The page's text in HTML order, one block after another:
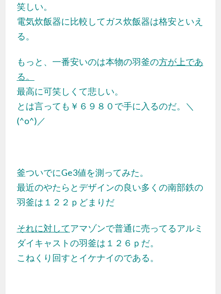
笑しい。
電気炊飯器に比較してガス炊飯器は格安といえ
る。
もっと、一番安いのは本物の羽釜の方が上であ
る。
最高に可笑しくて悲しい。
とは言っても￥６９８０で手に入るのだ。
＼
(^o^)／
釜ついでにGe3値を測ってみた。
最近のやたらとデザインの良い多くの南部鉄の
羽釜は１２２ｐ どまりだ
それに対してアマゾンで普通に売ってるアルミ
ダイキャストの羽釜は１２６ｐだ。
こねくり回すとイケナイのである。